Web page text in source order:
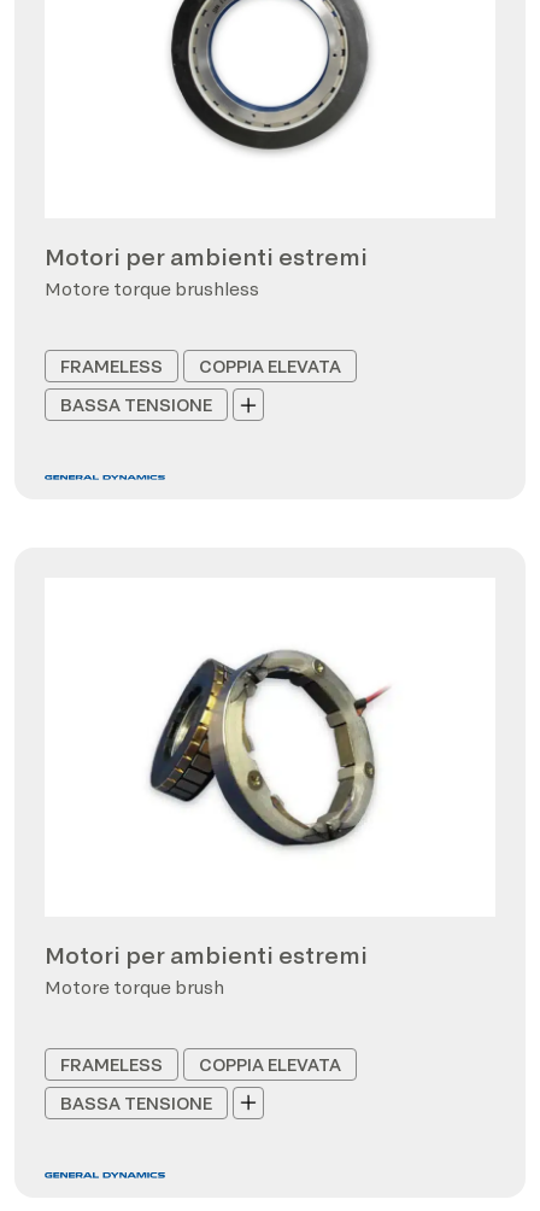
Motori per ambienti estremi
Motore torque brushless
FRAMELESS
COPPIA ELEVATA
BASSA TENSIONE
Motori per ambienti estremi
Motore torque brush
FRAMELESS
COPPIA ELEVATA
BASSA TENSIONE